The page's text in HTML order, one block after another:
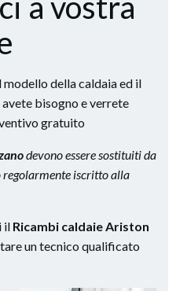
della caldaia ed il
bisogno e verrete
gratuito
devono essere sostituiti da
iscritto alla
il Ricambi caldaie Ariston
un tecnico qualificato